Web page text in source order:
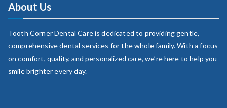
About Us
Tooth Corner Dental Care is dedicated to providing gentle,
comprehensive dental services for the whole family. With a focus
on comfort, quality, and personalized care, we’re here to help you
smile brighter every day.